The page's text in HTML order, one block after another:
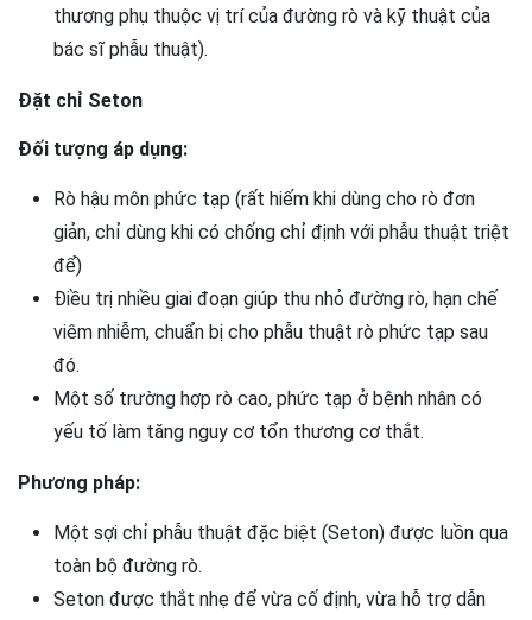
thương phụ thuộc vị trí của đường rò và kỹ thuật của
bác sĩ phẫu thuật).
Đặt chỉ Seton
Đối tượng áp dụng:
Rò hậu môn phức tạp (rất hiếm khi dùng cho rò đơn
giản, chỉ dùng khi có chống chỉ định với phẫu thuật triệt
để)
Điều trị nhiều giai đoạn giúp thu nhỏ đường rò, hạn chế
viêm nhiễm, chuẩn bị cho phẫu thuật rò phức tạp sau
đó.
Một số trường hợp rò cao, phức tạp ở bệnh nhân có
yếu tố làm tăng nguy cơ tổn thương cơ thắt.
Phương pháp:
Một sợi chỉ phẫu thuật đặc biệt (Seton) được luồn qua
toàn bộ đường rò.
Seton được thắt nhẹ để vừa cố định, vừa hỗ trợ dẫn